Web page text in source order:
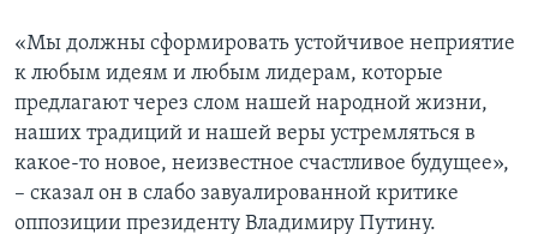
«Мы должны сформировать устойчивое неприятие
к любым идеям и любым лидерам, которые
предлагают через слом нашей народной жизни,
наших традиций и нашей веры устремляться в
какое-то новое, неизвестное счастливое будущее»,
– сказал он в слабо завуалированной критике
оппозиции президенту Владимиру Путину.